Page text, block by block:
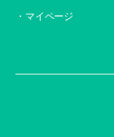
マイページ